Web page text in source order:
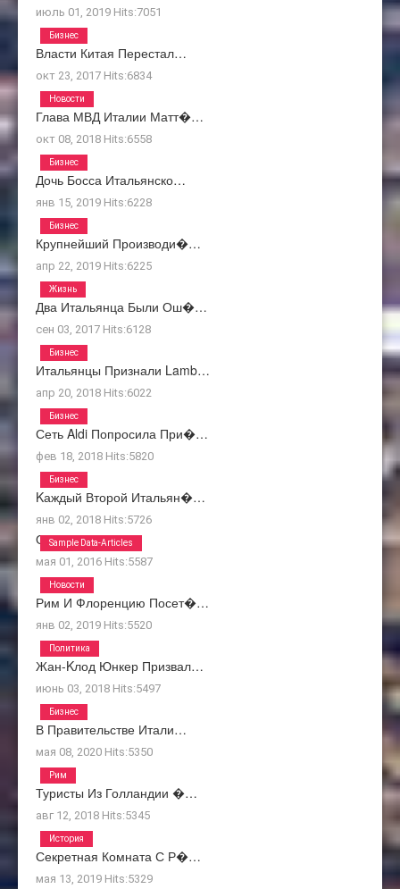
июль 01, 2019 Hits:7051
Власти Китая Перестал…
окт 23, 2017 Hits:6834
Бизнес
Глава МВД Италии Матт�…
окт 08, 2018 Hits:6558
Новости
Дочь Босса Итальянско…
янв 15, 2019 Hits:6228
Бизнес
Крупнейший Производи�…
апр 22, 2019 Hits:6225
Бизнес
Два Итальянца Были Ош�…
сен 03, 2017 Hits:6128
Жизнь
Итальянцы Признали Lamb…
апр 20, 2018 Hits:6022
Бизнес
Сеть Aldi Попросила При�…
фев 18, 2018 Hits:5820
Бизнес
Kаждый Второй Итальян�…
янв 02, 2018 Hits:5726
Бизнес
О Нас
мая 01, 2016 Hits:5587
Sample Data-Articles
Рим И Флоренцию Посет�…
янв 02, 2019 Hits:5520
Новости
Жан-Kлод Юнкер Призвал…
июнь 03, 2018 Hits:5497
Политика
В Правительстве Итали…
мая 08, 2020 Hits:5350
Бизнес
Туристы Из Голландии �…
авг 12, 2018 Hits:5345
Рим
Секретная Комната С Р�…
мая 13, 2019 Hits:5329
История